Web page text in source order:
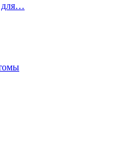
для…